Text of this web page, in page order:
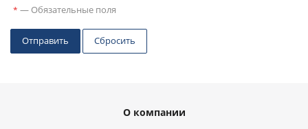
* — Обязательные поля
Отправить Сбросить
О компании